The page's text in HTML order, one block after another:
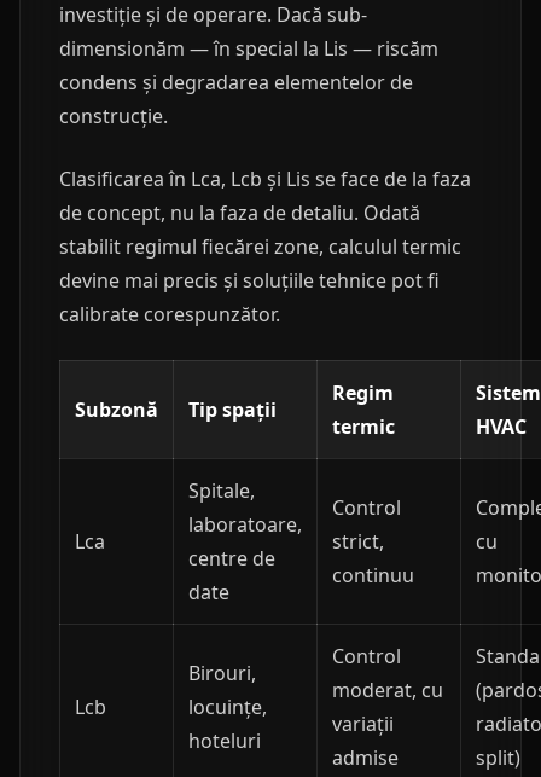
investiție și de operare. Dacă sub-
dimensionăm — în special la Lis — riscăm
condens și degradarea elementelor de
construcție.
Clasificarea în Lca, Lcb și Lis se face de la faza
de concept, nu la faza de detaliu. Odată
stabilit regimul fiecărei zone, calculul termic
devine mai precis și soluțiile tehnice pot fi
calibrate corespunzător.
Subzonă Tip spații
Regim
termic
HVAC
Lca
Spitale,
laboratoare,
centre de
date
Control
strict,
continuu
cu
Lcb
Birouri,
locuințe,
hoteluri
Control
moderat, cu
variații
admise
split)